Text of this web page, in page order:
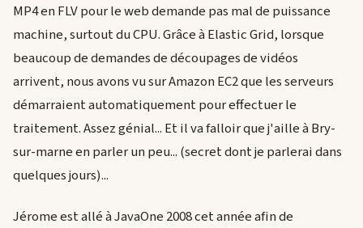
MP4 en FLV pour le web demande pas mal de puissance
machine, surtout du CPU. Grâce à Elastic Grid, lorsque
beaucoup de demandes de découpages de vidéos
arrivent, nous avons vu sur Amazon EC2 que les serveurs
démarraient automatiquement pour effectuer le
traitement. Assez génial... Et il va falloir que j'aille à Bry-
sur-marne en parler un peu... (secret dont je parlerai dans
quelques jours)...
Jérome est allé à JavaOne 2008 cet année afin de